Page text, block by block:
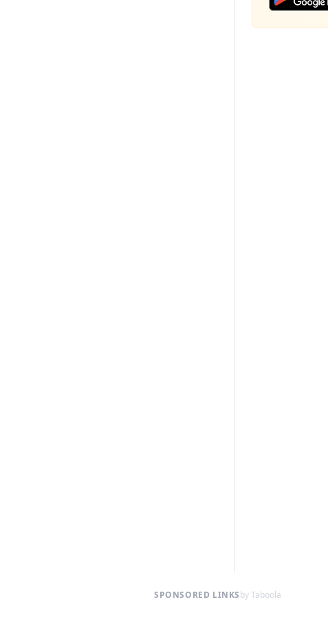
SPONSORED LINKSby Taboola